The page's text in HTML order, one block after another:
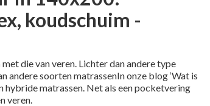
koudschuim -
die van veren. Lichter dan andere type
soorten matrassenIn onze blog ‘Wat is
hybride matrassen. Net als een pocketvering
veren.